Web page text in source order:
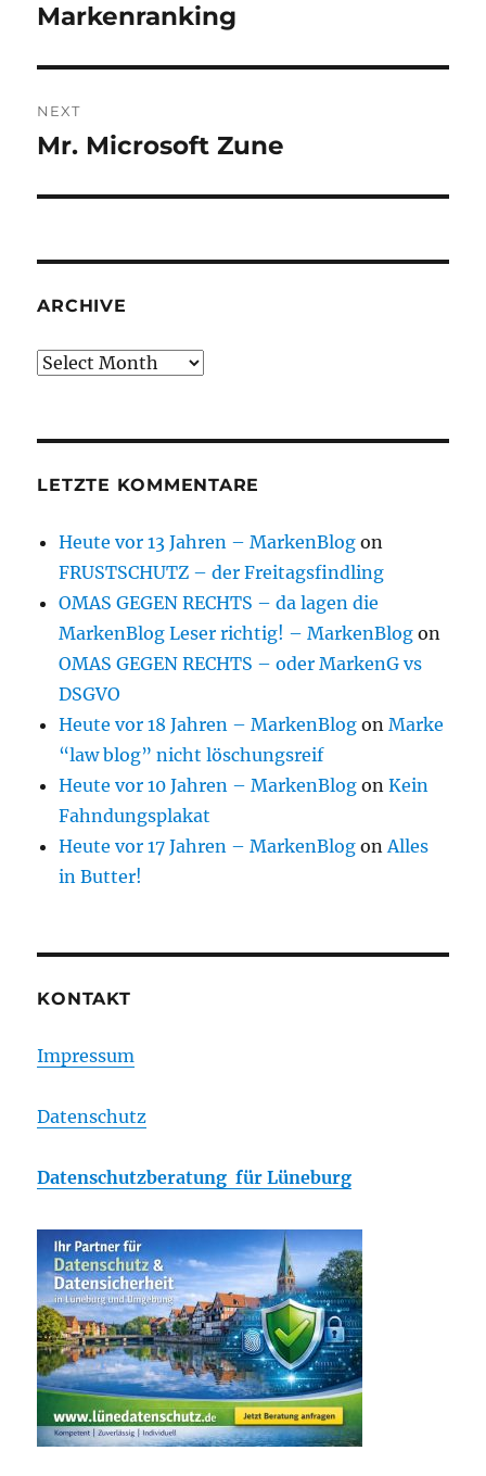
post:
Markenranking
NEXT
Next
Mr. Microsoft Zune
ARCHIVE
Archive
LETZTE KOMMENTARE
Heute vor 13 Jahren – MarkenBlog on
FRUSTSCHUTZ – der Freitagsfindling
OMAS GEGEN RECHTS – da lagen die
MarkenBlog Leser richtig! – MarkenBlog on
OMAS GEGEN RECHTS – oder MarkenG vs
DSGVO
Heute vor 18 Jahren – MarkenBlog onMarke
“law blog” nicht löschungsreif
Heute vor 10 Jahren – MarkenBlog onKein
Fahndungsplakat
Heute vor 17 Jahren – MarkenBlog onAlles
in Butter!
KONTAKT
Impressum
Datenschutz
Datenschutzberatung für Lüneburg